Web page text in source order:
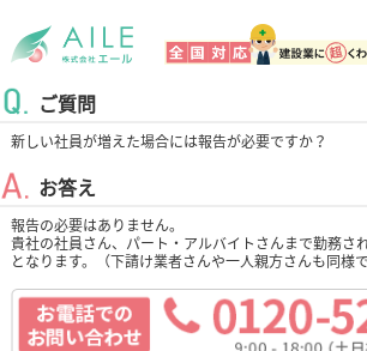
ご質問
新しい社員が増えた場合には報告が必要ですか？
お答え
報告の必要はありません。
貴社の社員さん、パート・アルバイトさんまで勤務さ
となります。（下請け業者さんや一人親方さんも同様で